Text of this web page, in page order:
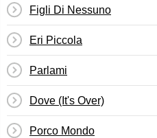
Figli Di Nessuno
Eri Piccola
Parlami
Dove (It's Over)
Porco Mondo